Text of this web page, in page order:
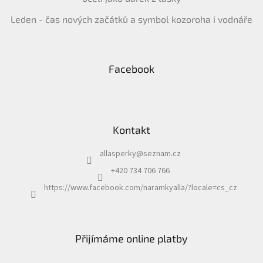
Leden - čas nových začátků a symbol kozoroha i vodnáře
Facebook
Kontakt
allasperky@seznam.cz
+420 734 706 766
https://www.facebook.com/naramkyalla/?locale=cs_cz
Přijímáme online platby